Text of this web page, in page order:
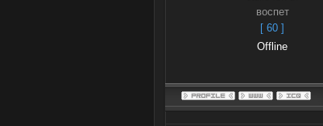
воспет
[ 60 ]
Offline